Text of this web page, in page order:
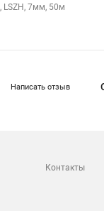
LSZH, 7мм, 50м
Написать отзыв
Контакты